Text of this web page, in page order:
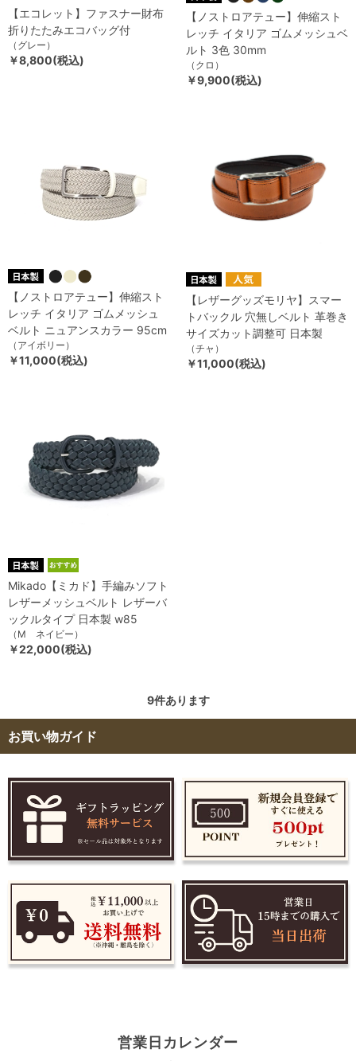
【エコレット】ファスナー財布
折りたたみエコバッグ付
（グレー）
￥8,800(税込)
【ノストロアテュー】伸縮スト
レッチ イタリア ゴムメッシュベ
ルト 3色 30mm
（クロ）
￥9,900(税込)
【ノストロアテュー】伸縮スト
レッチ イタリア ゴムメッシュ
ベルト ニュアンスカラー 95cm
（アイボリー）
￥11,000(税込)
【レザーグッズモリヤ】スマー
トバックル 穴無しベルト 革巻き
サイズカット調整可 日本製
（チャ）
￥11,000(税込)
Mikado【ミカド】手編みソフト
レザーメッシュベルト レザーバ
ックルタイプ 日本製 w85
（M ネイビー）
￥22,000(税込)
9件あります
お買い物ガイド
営業日カレンダー